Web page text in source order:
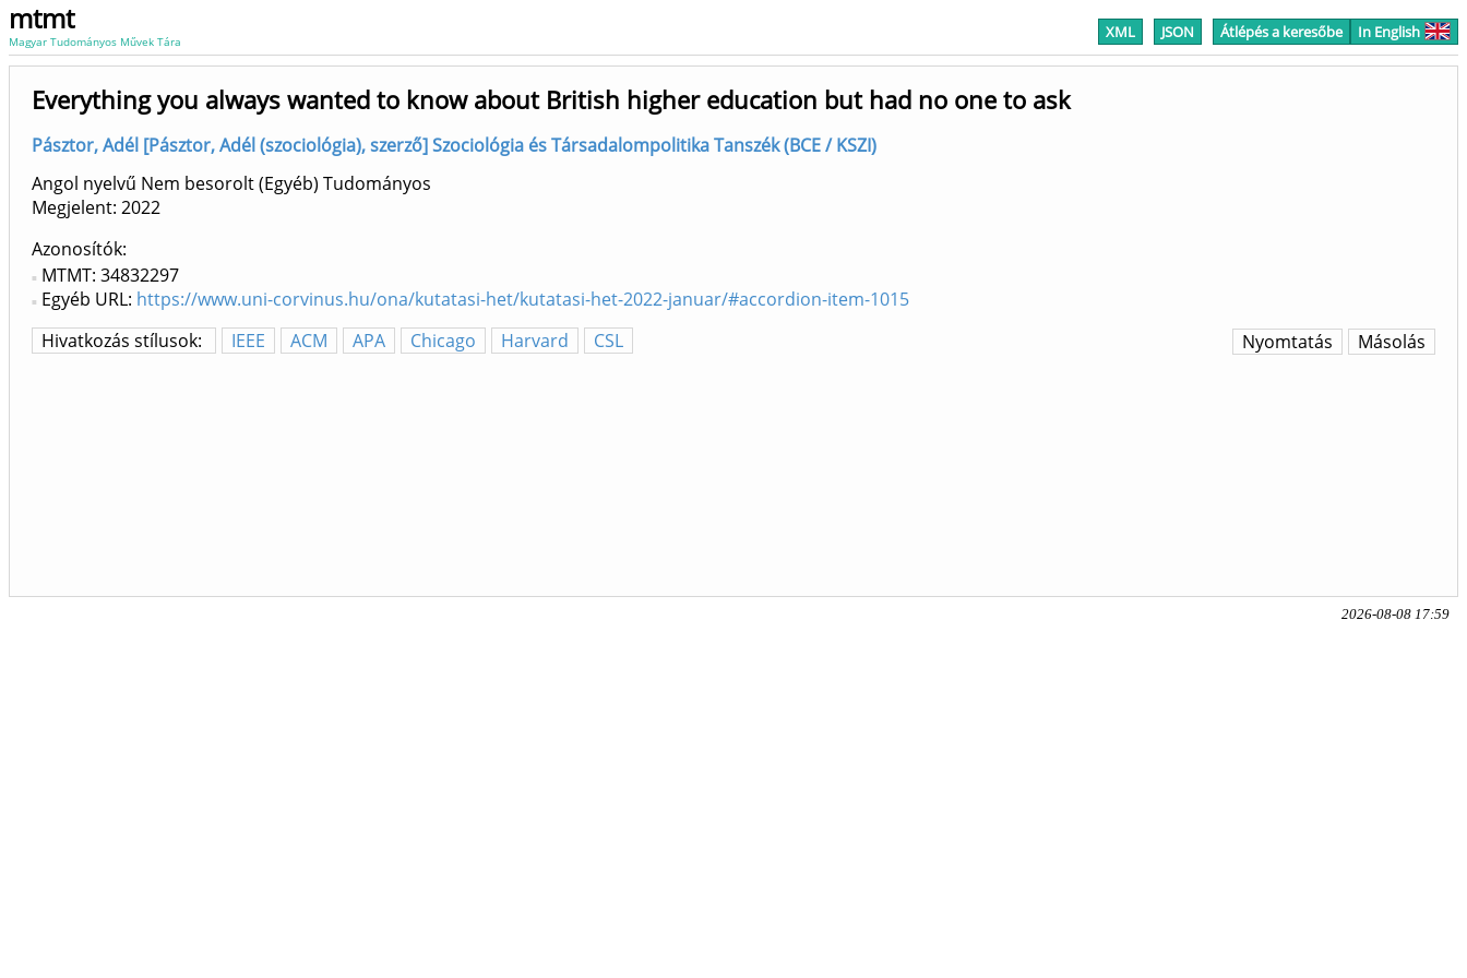
mtmt
Magyar Tudományos Művek Tára XML JSON Átlépés a keresőbe In English
Everything you always wanted to know about British higher education but had no one to ask
Pásztor, Adél [Pásztor, Adél (szociológia), szerző] Szociológia és Társadalompolitika Tanszék (BCE / KSZI)
Angol nyelvű Nem besorolt (Egyéb) Tudományos
Megjelent: 2022
Azonosítók
MTMT: 34832297
Egyéb URL: https://www.uni-corvinus.hu/ona/kutatasi-het/kutatasi-het-2022-januar/#accordion-item-1015
Hivatkozás stílusok:
IEEE ACM APA Chicago Harvard CSL Másolás
Nyomtatás
2026-08-08 17:59